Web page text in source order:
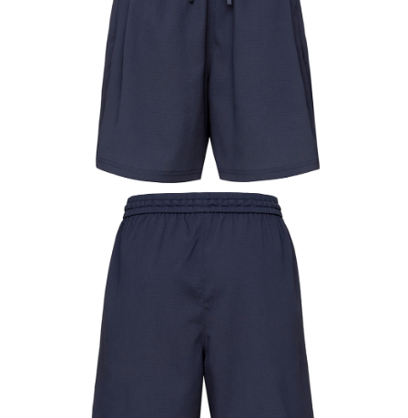
５．嚴禁一人註冊多個帳號或使用他人資訊註冊。若發現惡意使用之情形，
恩沛科技股份有限公司將有權停止該用戶之使用額度並採取法律行動。